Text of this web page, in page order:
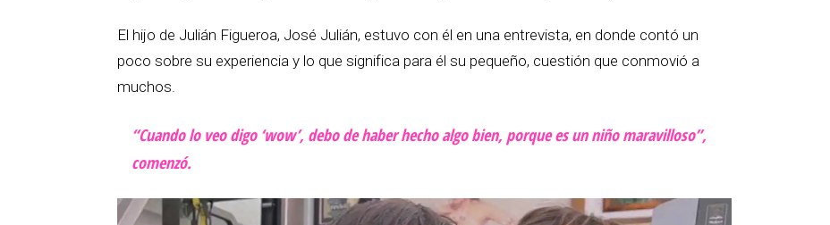
El hijo de Julián Figueroa, José Julián, estuvo con él en una entrevista, en donde contó un
poco sobre su experiencia y lo que significa para él su pequeño, cuestión que conmovió a
muchos.
“Cuando lo veo digo ‘wow’, debo de haber hecho algo bien, porque es un niño maravilloso”,
comenzó.